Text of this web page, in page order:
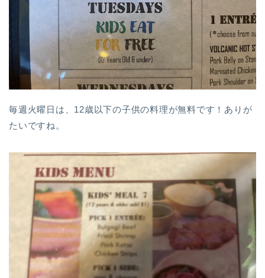
毎週火曜日は、12歳以下の子供の料理が無料です！ありが
たいですね。